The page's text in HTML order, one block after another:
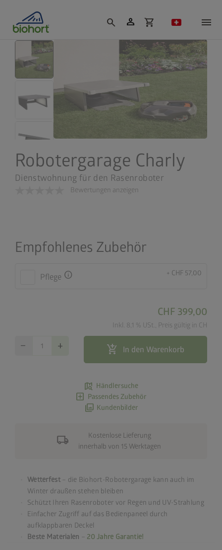
search person shopping_cart
Robotergarage Charly
Dienstwohnung für den Rasenroboter
Bewertungen anzeigen
Empfohlenes Zubehör
Pflege info + CHF 57,00
CHF 399,00
Inkl. 8,1 % USt., Preis gültig in CH
remove add add_shopping_cart In den Warenkorb
map_search Händlersuche
add_box Passendes Zubehör
photo_library Kundenbilder
local_shipping
Kostenlose Lieferung
innerhalb von 15 Werktagen
Wetterfest– die Biohort-Robotergarage kann auch im
Winter draußen stehen bleiben
Schützt Ihren Rasenroboter vor Regen und UV-Strahlung
Einfacher Zugriff auf das Bedienpaneel durch
aufklappbaren Deckel
Beste Materialen
20 Jahre Garantie!